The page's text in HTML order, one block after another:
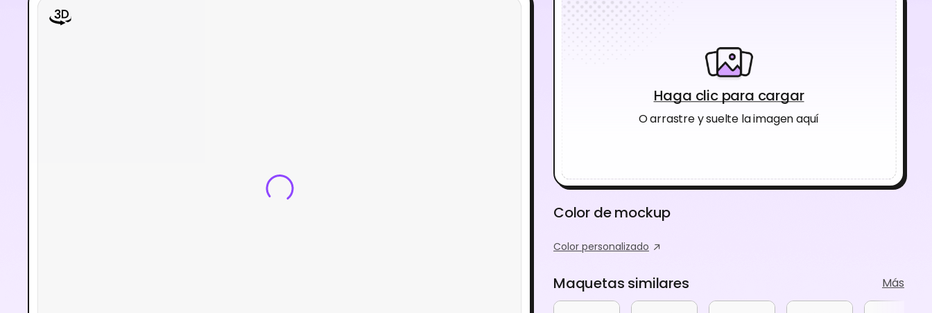
Haga clic para cargar
O arrastre y suelte la imagen aquí
Color de mockup
Color personalizado
Maquetas similares Más